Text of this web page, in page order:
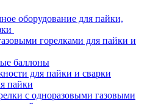
оборудование для пайки,
горелками для пайки и
баллоны
для пайки и сварки
пайки
с одноразовыми газовыми